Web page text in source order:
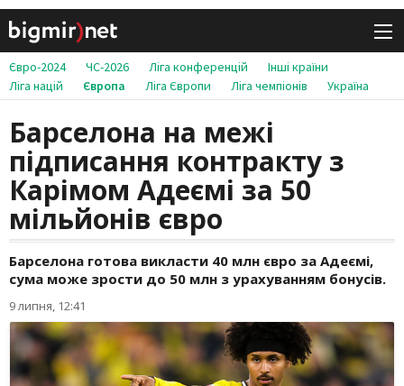
Євро-2024 ЧС-2026 Ліга конференцій
Інші країни
Ліга націй
Європа Ліга Європи Ліга чемпіонів Україна
Барселона на межі
підписання контракту з
Карімом Адеємі за 50
мільйонів євро
Барселона готова викласти 40 млн євро за Адеємі,
сума може зрости до 50 млн з урахуванням бонусів.
9 липня, 12:41